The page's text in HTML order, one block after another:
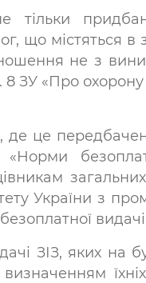
тільки
що містяться в
не з
8 ЗУ «Про
де це
України з
видачі
ЗІЗ, яких на